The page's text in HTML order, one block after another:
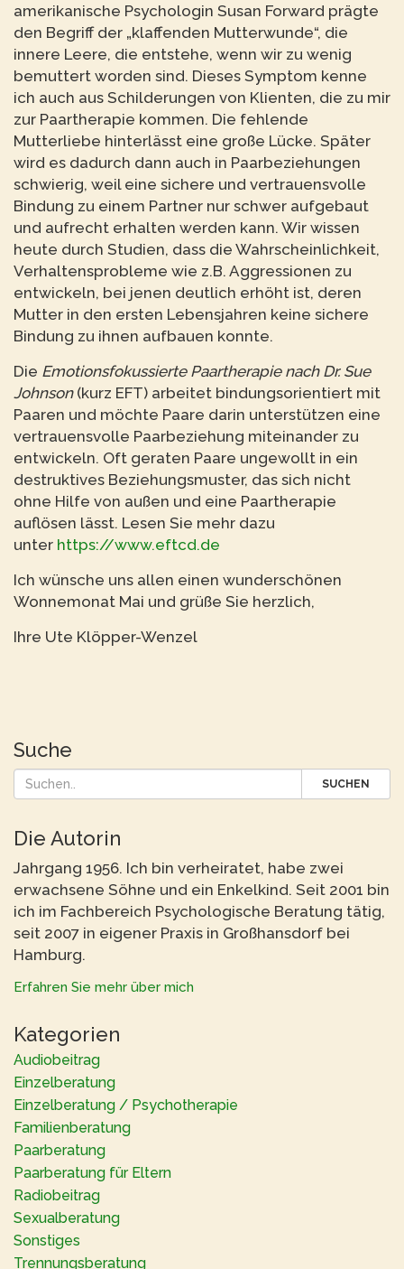
amerikanische Psychologin Susan Forward prägte
den Begriff der „klaffenden Mutterwunde“, die
innere Leere, die entstehe, wenn wir zu wenig
bemuttert worden sind. Dieses Symptom kenne
ich auch aus Schilderungen von Klienten, die zu mir
zur Paartherapie kommen. Die fehlende
Mutterliebe hinterlässt eine große Lücke. Später
wird es dadurch dann auch in Paarbeziehungen
schwierig, weil eine sichere und vertrauensvolle
Bindung zu einem Partner nur schwer aufgebaut
und aufrecht erhalten werden kann. Wir wissen
heute durch Studien, dass die Wahrscheinlichkeit,
Verhaltensprobleme wie z.B. Aggressionen zu
entwickeln, bei jenen deutlich erhöht ist, deren
Mutter in den ersten Lebensjahren keine sichere
Bindung zu ihnen aufbauen konnte.
Die Emotionsfokussierte Paartherapie nach Dr. Sue
Johnson(kurz EFT) arbeitet bindungsorientiert mit
Paaren und möchte Paare darin unterstützen eine
vertrauensvolle Paarbeziehung miteinander zu
entwickeln. Oft geraten Paare ungewollt in ein
destruktives Beziehungsmuster, das sich nicht
ohne Hilfe von außen und eine Paartherapie
auflösen lässt. Lesen Sie mehr dazu
unter https://www.eftcd.de
Ich wünsche uns allen einen wunderschönen
Wonnemonat Mai und grüße Sie herzlich,
Ihre Ute Klöpper-Wenzel
Suche
SUCHEN
Die Autorin
Jahrgang 1956. Ich bin verheiratet, habe zwei
erwachsene Söhne und ein Enkelkind. Seit 2001 bin
ich im Fachbereich Psychologische Beratung tätig,
seit 2007 in eigener Praxis in Großhansdorf bei
Hamburg.
Erfahren Sie mehr über mich
Kategorien
Audiobeitrag
Einzelberatung
Einzelberatung / Psychotherapie
Familienberatung
Paarberatung
Paarberatung für Eltern
Radiobeitrag
Sexualberatung
Sonstiges
Trennungsberatung